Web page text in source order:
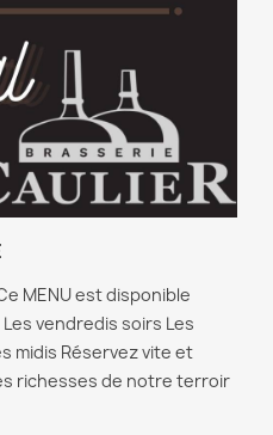
MENU est disponible
vendredis soirs Les
midis Réservez vite et
richesses de notre terroir